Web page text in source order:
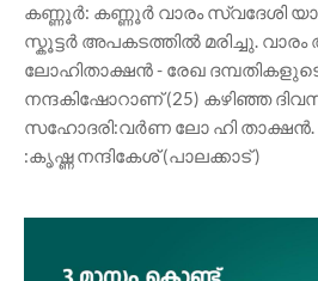
കണ്ണൂർ: കണ്ണൂർ വാരം സ്വദേശി
സ്കൂട്ടർ അപകടത്തിൽ മരിച്ചു. വാരം
ലോഹിതാക്ഷൻ - രേഖ
നന്ദകിഷോറാണ് (25) കഴിഞ്ഞ
സഹോദരി:വർണ ലോ ഹി താക്ഷൻ.
:കൃഷ്ണ നന്ദികേശ് (പാലക്കാട് )